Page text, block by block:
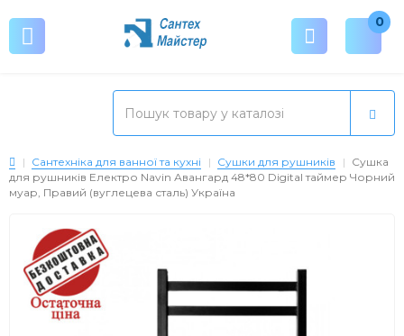
0
Сантехніка для ванної та кухні Сушки для рушників
Сушка
для рушників Електро Navin Авангард 48*80 Digital таймер Чорний
муар, Правий (вуглецева сталь) Україна